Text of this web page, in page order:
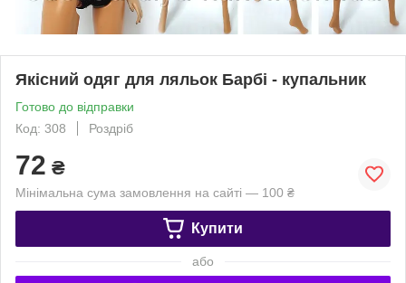
Якісний одяг для ляльок Барбі - купальник
Готово до відправки
Код: 308
Роздріб
72 ₴
Мінімальна сума замовлення на сайті — 100 ₴
Купити
або